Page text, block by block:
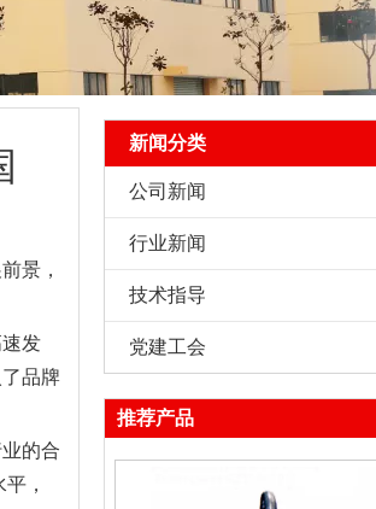
景，
发
品牌
的合
，
新闻分类
公司新闻
行业新闻
技术指导
党建工会
推荐产品